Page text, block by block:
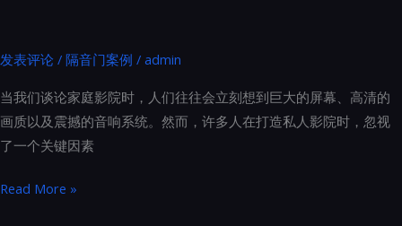
海
际
高
端
音
发表评论 / 隔音门案例 / admin
当我们谈论家庭影院时，人们往往会立刻想到巨大的屏幕、高清的
画质以及震撼的音响系统。然而，许多人在打造私人影院时，忽视
了一个关键因素
家
Read More »